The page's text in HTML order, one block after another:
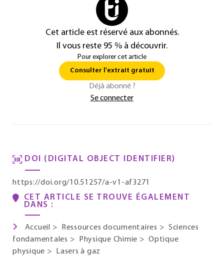
Cet article est réservé aux abonnés.
Il vous reste 95 % à découvrir.
Pour explorer cet article
Consulter l'extrait gratuit
Déjà abonné ?
Se connecter
DOI (DIGITAL OBJECT IDENTIFIER)
https://doi.org/10.51257/a-v1-af3271
CET ARTICLE SE TROUVE ÉGALEMENT
DANS :
Accueil > Ressources documentaires > Sciences
fondamentales > Physique Chimie > Optique
physique > Lasers à gaz